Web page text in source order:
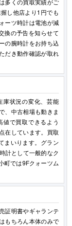
し他店より1円でも
ーツ時計は電池が減
換の予告を知らせて
の腕時計をお持ち込
だき動作確認が取れ
庫状況の変化、芸能
、中古相場も動きま
で買取できるよう
在しています。買取
まいります。グラン
計として一般的なク
町では9Fクォーツム
証明書やギャランテ
もちろん本体のみで